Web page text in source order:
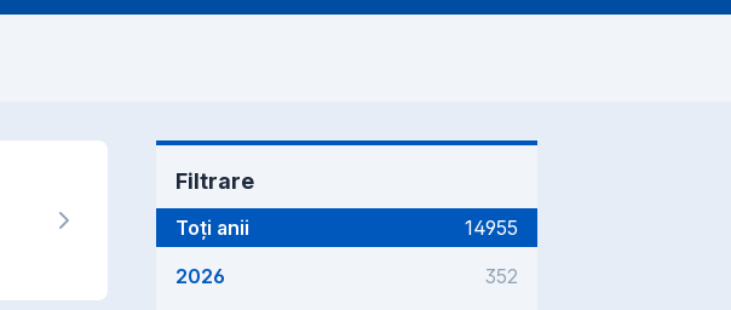
Filtrare
Toți anii
14955
2026
352